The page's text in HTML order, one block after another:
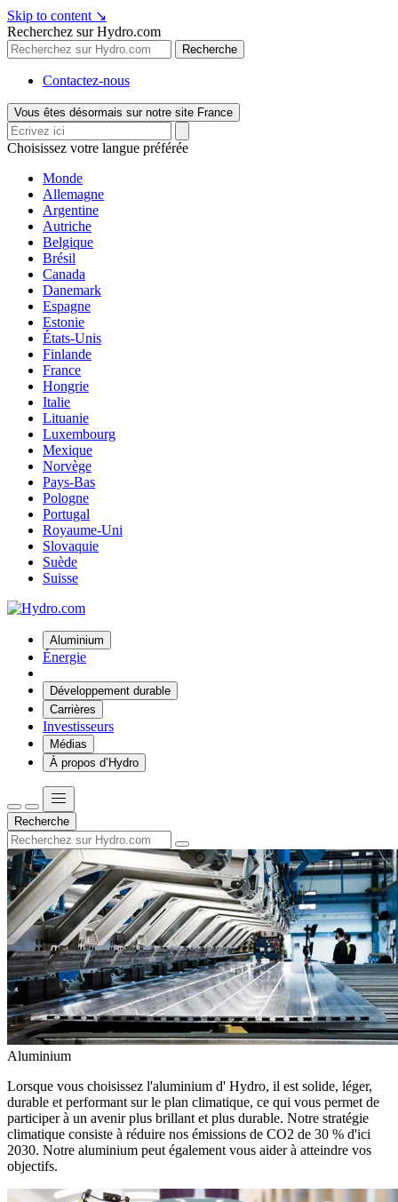
Skip to content ↘
Recherchez sur Hydro.com
Recherche
Contactez-nous
Vous êtes désormais sur notre site France
Choisissez votre langue préférée
Monde
Allemagne
Argentine
Autriche
Belgique
Brésil
Canada
Danemark
Espagne
Estonie
États-Unis
Finlande
France
Hongrie
Italie
Lituanie
Luxembourg
Mexique
Norvège
Pays-Bas
Pologne
Portugal
Royaume-Uni
Slovaquie
Suède
Suisse
Aluminium
Énergie
Développement durable
Carrières
Investisseurs
Médias
À propos d’Hydro
Recherche
Aluminium
Lorsque vous choisissez l'aluminium d' Hydro, il est solide, léger,
durable et performant sur le plan climatique, ce qui vous permet de
participer à un avenir plus brillant et plus durable. Notre stratégie
climatique consiste à réduire nos émissions de CO2 de 30 % d'ici
2030. Notre aluminium peut également vous aider à atteindre vos
objectifs.